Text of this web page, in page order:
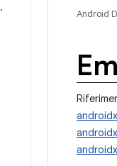
.
Android